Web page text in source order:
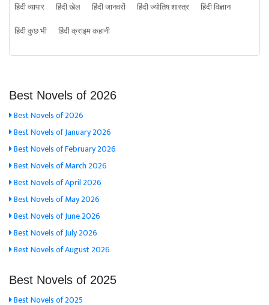
हिंदी व्यापार
हिंदी खेल हिंदी जानवरों हिंदी ज्योतिष शास्त्र
हिंदी विज्ञान
हिंदी कुछ भी
हिंदी क्राइम कहानी
Best Novels of 2026
Best Novels of 2026
Best Novels of January 2026
Best Novels of February 2026
Best Novels of March 2026
Best Novels of April 2026
Best Novels of May 2026
Best Novels of June 2026
Best Novels of July 2026
Best Novels of August 2026
Best Novels of 2025
Best Novels of 2025